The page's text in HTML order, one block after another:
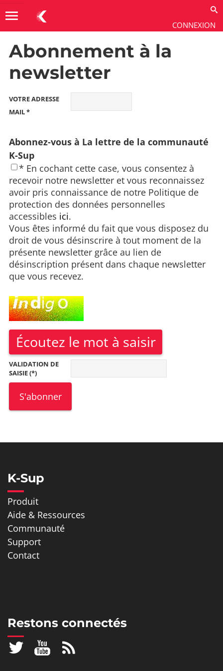
CONNEXION
menu
Aide & Ressources→Télécharger
Abonnement à la
newsletter
VOTRE ADRESSE
MAIL *
Abonnez-vous à La lettre de la communauté
K-Sup
* En cochant cette case, vous consentez à
recevoir notre newsletter et vous reconnaissez
avoir pris connaissance de notre Politique de
protection des données personnelles
accessibles ici.
Vous êtes informé du fait que vous disposez du
droit de vous désinscrire à tout moment de la
présente newsletter grâce au lien de
désinscription présent dans chaque newsletter
que vous recevez.
Écoutez le mot à saisir
VALIDATION DE
SAISIE (*)
K-Sup
Produit
Aide & Ressources
Communauté
Support
Contact
Restons connectés